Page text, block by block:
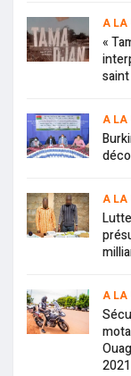
A LA
«
saint
A LA
A LA
A LA
2021